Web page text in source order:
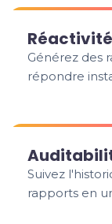
Générez des
répondre
Suivez
rapports en